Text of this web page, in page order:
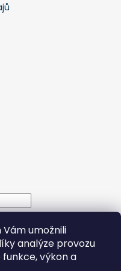
umožnili
analýze provozu
výkon a